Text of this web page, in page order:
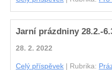
Jarní prázdniny 28.2.-
28. 2. 2022
Celý příspěvek | Rubrika: